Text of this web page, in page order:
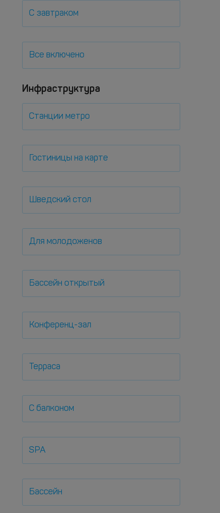
С завтраком
Все включено
Инфраструктура
Станции метро
Гостиницы на карте
Шведский стол
Для молодоженов
Бассейн открытый
Конференц-зал
Терраса
С балконом
SPA
Бассейн